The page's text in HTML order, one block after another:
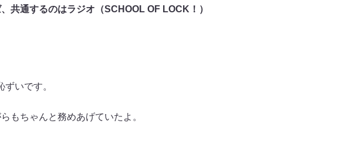
通するのはラジオ（SCHOOL OF LOCK！）
いです。
ちゃんと務めあげていたよ。